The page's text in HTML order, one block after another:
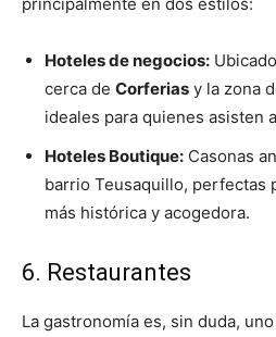
Hoteles de negocios:
cerca de Corferias y la zona
ideales para quienes asisten
Hoteles Boutique: Casonas
barrio Teusaquillo, perfectas
más histórica y acogedora.
6. Restaurantes
La gastronomía es, sin duda,